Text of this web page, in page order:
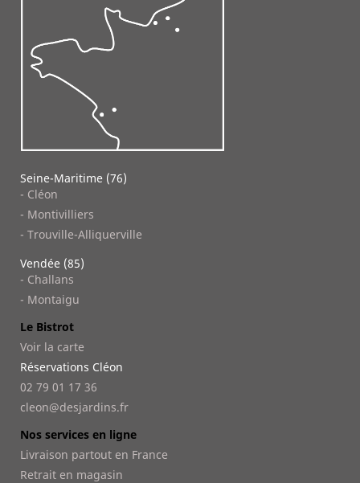
Seine-Maritime (76)
- Cléon
- Montivilliers
- Trouville-Alliquerville
Vendée (85)
- Challans
- Montaigu
Le Bistrot
Voir la carte
Réservations Cléon
02 79 01 17 36
cleon@desjardins.fr
Nos services en ligne
Livraison partout en France
Retrait en magasin